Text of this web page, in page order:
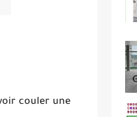
couler une